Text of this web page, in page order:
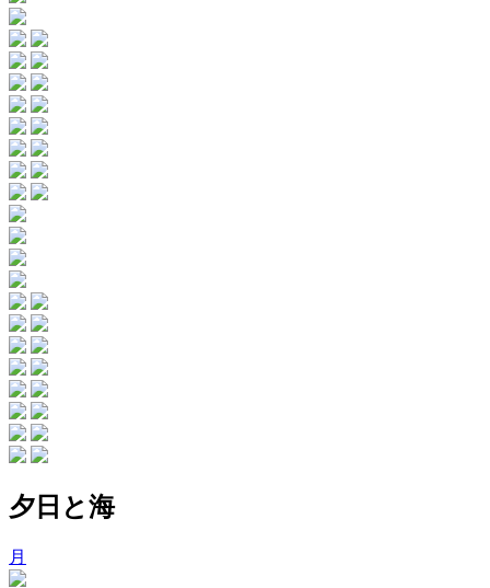
夕日と海
月